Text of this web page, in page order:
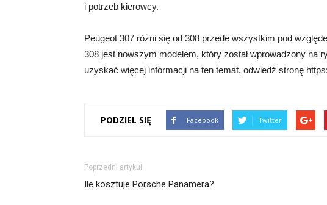
i potrzeb kierowcy.
Peugeot 307 różni się od 308 przede wszystkim pod
308 jest nowszym modelem, który został wprowadzony na
uzyskać więcej informacji na ten temat, odwiedź stronę
PODZIEL SIĘ Facebook Twitter
Poprzedni artykuł
Ile kosztuje Porsche Panamera?